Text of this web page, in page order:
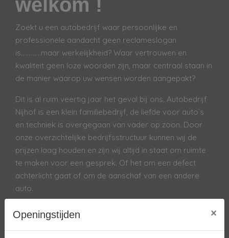
welkom !
Zoekt u een autobedrijf waar persoonlijke en
professionele aandacht geen reclameslogan
is.............maar werkelijkheid? Waar vertrouwen en
kwaliteit geen loze woorden zijn, maar centraal staan in
de manier waarop uw wensen worden aangepakt?
Dit is al ruim veertig jaar het geval bij ons. Autobedrijf
Nijhof is een klein familiebedrijf, de liefde voor auto`s
en techniek is overgegaan van vader op zoon. Door
onze overzichtelijke bedrijfsstructuur kunnen wij de
prijzen laag houden en zijn wij altijd in staat om ruimte
te maken voor een gesprek. Of het om een defect
achterlicht gaat of om de aanschaf van een andere
auto.
Wij zijn een erkend BOVAG autobedrijf, en aangesloten
bij de RDW (rijksdienst voor het wegverkeer)
Openingstijden ×